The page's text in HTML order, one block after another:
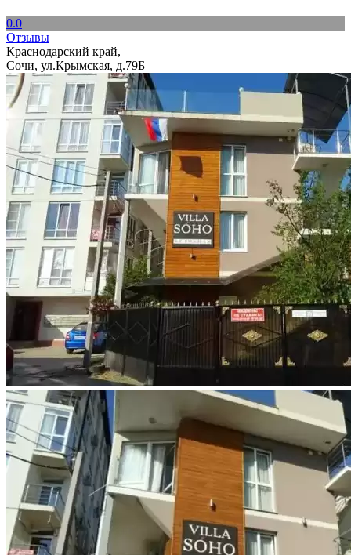
0.0
Отзывы
Краснодарский край,
Сочи, ул.Крымская, д.79Б